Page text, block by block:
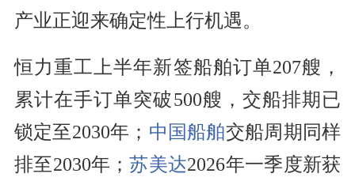
产业正迎来确定性上行机遇。
恒力重工上半年新签船舶订单207艘，
累计在手订单突破500艘，交船排期已
锁定至2030年； 中国船舶交船周期同样
排至2030年；苏美达2026年一季度新获